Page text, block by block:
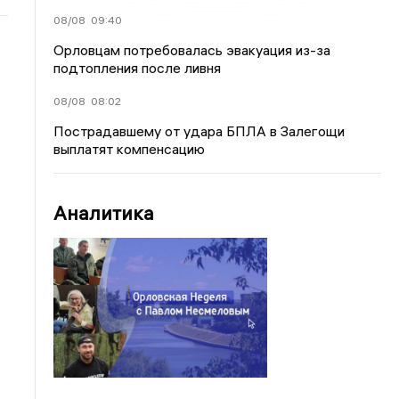
08/08 09:40
Орловцам потребовалась эвакуация из-за
подтопления после ливня
08/08 08:02
Пострадавшему от удара БПЛА в Залегощи
выплатят компенсацию
Аналитика